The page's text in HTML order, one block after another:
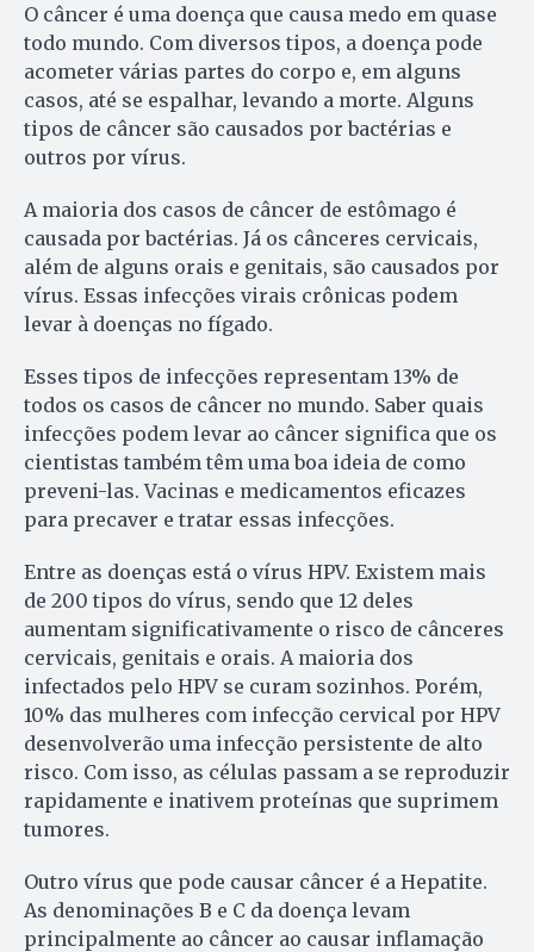
O câncer é uma doença que causa medo em quase
todo mundo. Com diversos tipos, a doença pode
acometer várias partes do corpo e, em alguns
casos, até se espalhar, levando a morte. Alguns
tipos de câncer são causados por bactérias e
outros por vírus.
A maioria dos casos de câncer de estômago é
causada por bactérias. Já os cânceres cervicais,
além de alguns orais e genitais, são causados por
vírus. Essas infecções virais crônicas podem
levar à doenças no fígado.
Esses tipos de infecções representam 13% de
todos os casos de câncer no mundo. Saber quais
infecções podem levar ao câncer significa que os
cientistas também têm uma boa ideia de como
preveni-las. Vacinas e medicamentos eficazes
para precaver e tratar essas infecções.
Entre as doenças está o vírus HPV. Existem mais
de 200 tipos do vírus, sendo que 12 deles
aumentam significativamente o risco de cânceres
cervicais, genitais e orais. A maioria dos
infectados pelo HPV se curam sozinhos. Porém,
10% das mulheres com infecção cervical por HPV
desenvolverão uma infecção persistente de alto
risco. Com isso, as células passam a se reproduzir
rapidamente e inativem proteínas que suprimem
tumores.
Outro vírus que pode causar câncer é a Hepatite.
As denominações B e C da doença levam
principalmente ao câncer ao causar inflamação